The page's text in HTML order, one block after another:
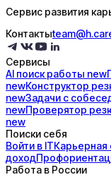
Сервис развития
Контакты
Сервисы
AI поискработы new
newКонструктор
newЗадачи с
newПроверятор
new
Поиски себя
Войти в ITКарьерная
доход
Работа в России